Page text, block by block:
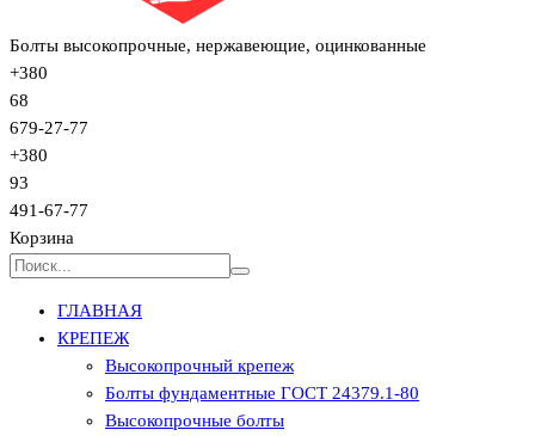
Болты высокопрочные, нержавеющие, оцинкованные
+380
68
679-27-77
+380
93
491-67-77
Корзина
ГЛАВНАЯ
КРЕПЕЖ
Высокопрочный крепеж
Болты фундаментные ГОСТ 24379.1-80
Высокопрочные болты